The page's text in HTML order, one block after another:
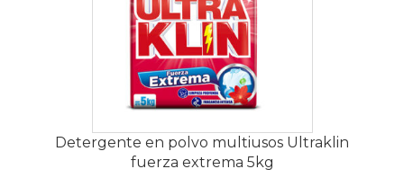
Detergente en polvo multiusos Ultraklin
fuerza extrema 5kg